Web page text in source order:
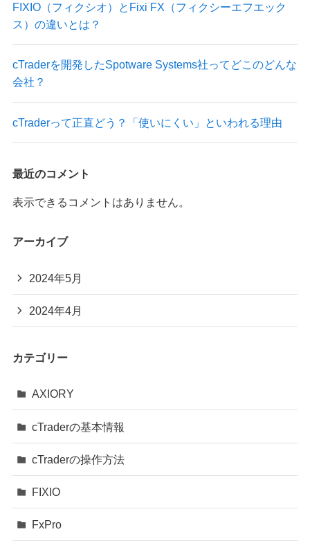
FIXIO（フィクシオ）とFixi FX（フィクシーエフエック
ス）の違いとは？
cTraderを開発したSpotware Systems社ってどこのどんな
会社？
cTraderって正直どう？「使いにくい」といわれる理由
最近のコメント
表示できるコメントはありません。
アーカイブ
2024年5月
2024年4月
カテゴリー
AXIORY
cTraderの基本情報
cTraderの操作方法
FIXIO
FxPro